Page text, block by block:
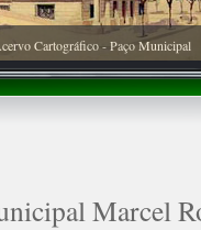
Cartográfico - Paço Municipal
Marcel